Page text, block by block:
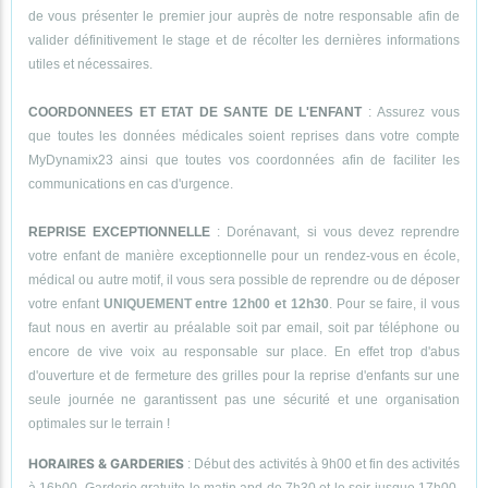
de vous présenter le premier jour auprès de notre responsable afin de
valider définitivement le stage et de récolter les dernières informations
utiles et nécessaires.
COORDONNEES ET ETAT DE SANTE DE L'ENFANT: Assurez vous
que toutes les données médicales soient reprises dans votre compte
MyDynamix23 ainsi que toutes vos coordonnées afin de faciliter les
communications en cas d'urgence.
REPRISE EXCEPTIONNELLE : Dorénavant, si vous devez reprendre
votre enfant de manière exceptionnelle pour un rendez-vous en école,
médical ou autre motif, il vous sera possible de reprendre ou de déposer
votre enfant UNIQUEMENT entre 12h00 et 12h30. Pour se faire, il vous
faut nous en avertir au préalable soit par email, soit par téléphone ou
encore de vive voix au responsable sur place. En effet trop d'abus
d'ouverture et de fermeture des grilles pour la reprise d'enfants sur une
seule journée ne garantissent pas une sécurité et une organisation
optimales sur le terrain !
HORAIRES & GARDERIES : Début des activités à 9h00 et fin des activités